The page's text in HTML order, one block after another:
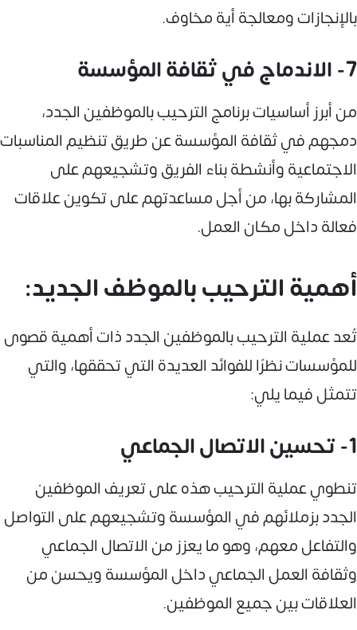
بالإنجازات ومعالجة أية مخاوف.
7- الاندماج في ثقافة المؤسسة
من أبرز أساسيات برنامج الترحيب بالموظفين الجدد،
دمجهم في ثقافة المؤسسة عن طريق تنظيم المناسبات
الاجتماعية وأنشطة بناء الفريق وتشجيعهم على
المشاركة بها، من أجل مساعدتهم على تكوين علاقات
فعالة داخل مكان العمل.
أهمية الترحيب بالموظف الجديد:
تُعد عملية الترحيب بالموظفين الجدد ذات أهمية قصوى
للمؤسسات نظرًا للفوائد العديدة التي تحققها، والتي
تتمثل فيما يلي:
1- تحسين الاتصال الجماعي
تنطوي عملية الترحيب هذه على تعريف الموظفين
الجدد بزملائهم في المؤسسة وتشجيعهم على التواصل
والتفاعل معهم، وهو ما يعزز من الاتصال الجماعي
وثقافة العمل الجماعي داخل المؤسسة ويحسن من
العلاقات بين جميع الموظفين.